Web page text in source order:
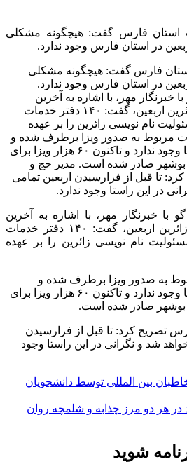
استان فارس گفت: هیچگونه مشکلی
در استان فارس وجود ندارد.
فارس گفت: هیچگونه مشکلی
در استان فارس وجود ندارد.
خبرنگار مهر، با اشاره به آخرین
وضعیت صدور ویزا برای زائرین اربعین، گفت: ۱۴۰ دفتر خدمات
نام نویسی زائرین را بر عهده
مربوط به صدور ویزا برطرف شده و
هیچگونه مانعی در این راستا وجود ندارد و تاکنون ۶۰ هزار ویزا برای
بوشهر صادر شده است. مدیر حج و
تا قبل از فرارسیدن اربعین تمامی
در این راستا وجود ندارد.
با خبرنگار مهر، با اشاره به آخرین
وضعیت صدور ویزا برای زائرین اربعین، گفت: ۱۴۰ دفتر خدمات
نام نویسی زائرین را بر عهده
به صدور ویزا برطرف شده و
هیچگونه مانعی در این راستا وجود ندارد و تاکنون ۶۰ هزار ویزا برای
بوشهر صادر شده است.
تصریح کرد: تا قبل از فرارسیدن
شد و نگرانی در این راستا وجود
بین المللی توسط دانشجویان
در هر دو مرز چذابه و شلمچه روان
شوید